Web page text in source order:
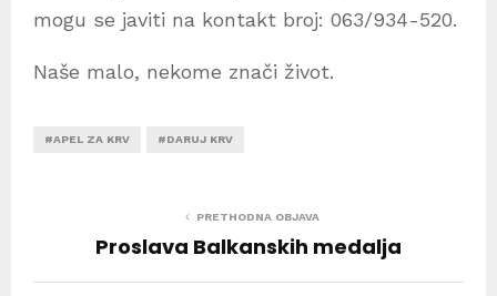
mogu se javiti na kontakt broj: 063/934-520.
Naše malo, nekome znači život.
#APEL ZA KRV #DARUJ KRV
PRETHODNA OBJAVA
Proslava Balkanskih medalja